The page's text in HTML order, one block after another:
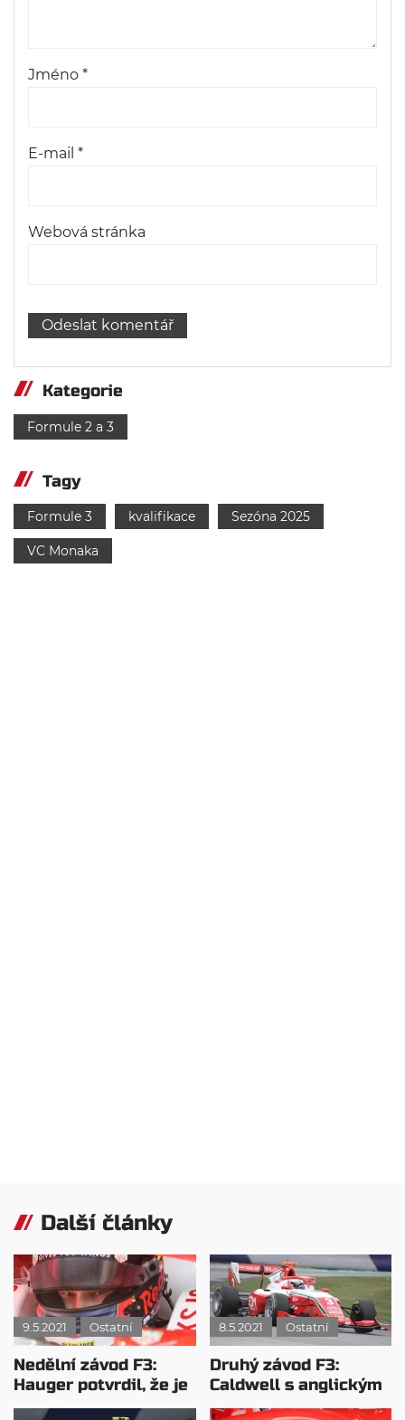
Jméno *
E-mail *
Webová stránka
Kategorie
Formule 2 a 3
Tagy
Formule 3 kvalifikace Sezóna 2025
VC Monaka
Další články
9.5.2021 Ostatní
Nedělní závod F3:
Hauger potvrdil, že je
králem Barcelony
8.5.2021 Ostatní
Druhý závod F3:
Caldwell s anglickým
klidem k vítězství